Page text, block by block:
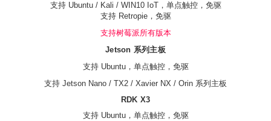
支持 Ubuntu / Kali / WIN10 IoT，单点触控，免驱
支持 Retropie，免驱
支持树莓派所有版本
Jetson 系列主板
支持 Ubuntu，单点触控，免驱
支持 Jetson Nano / TX2 / Xavier NX / Orin 系列主板
RDK X3
支持 Ubuntu，单点触控，免驱